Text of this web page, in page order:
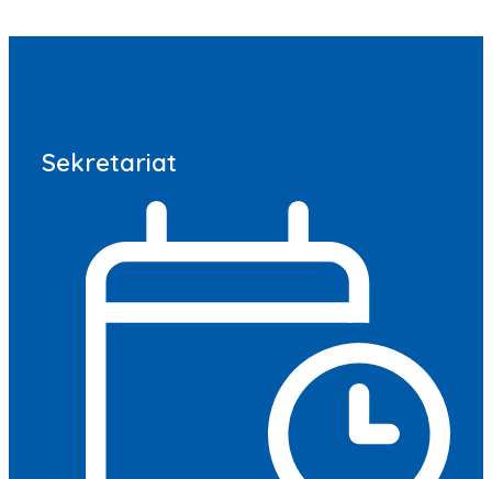
Sekretariat